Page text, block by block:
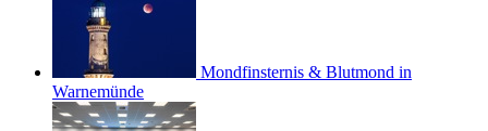
Mondfinsternis & Blutmond in
Warnemünde